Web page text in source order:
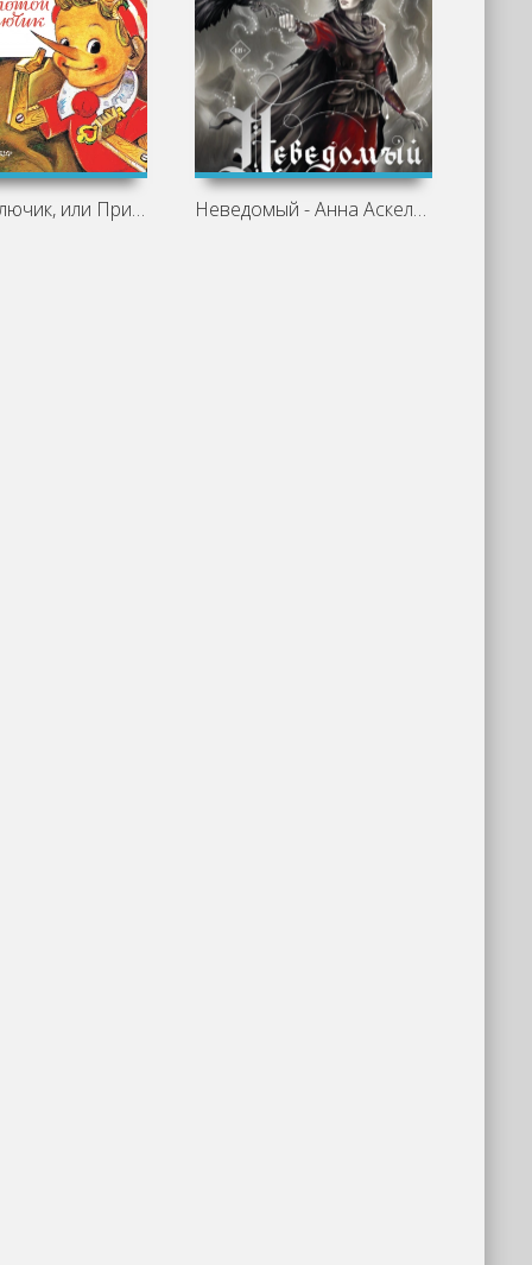
Золотой ключик, или Приключения Неведомый - Анна Аскельд